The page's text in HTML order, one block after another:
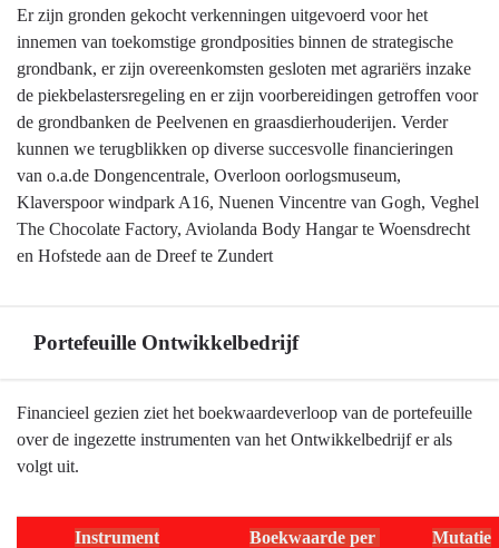
Er zijn gronden gekocht verkenningen uitgevoerd voor het
innemen van toekomstige grondposities binnen de strategische
grondbank, er zijn overeenkomsten gesloten met agrariërs inzake
de piekbelastersregeling en er zijn voorbereidingen getroffen voor
de grondbanken de Peelvenen en graasdierhouderijen. Verder
kunnen we terugblikken op diverse succesvolle financieringen
van o.a.de Dongencentrale, Overloon oorlogsmuseum,
Klaverspoor windpark A16, Nuenen Vincentre van Gogh, Veghel
The Chocolate Factory, Aviolanda Body Hangar te Woensdrecht
en Hofstede aan de Dreef te Zundert
Portefeuille Ontwikkelbedrijf
Terug
naar
navigatie
Ontwikkelbedrijf
Financieel gezien ziet het boekwaardeverloop van de portefeuille
over de ingezette instrumenten van het Ontwikkelbedrijf er als
volgt uit.
Instrument Boekwaarde per Mutatie